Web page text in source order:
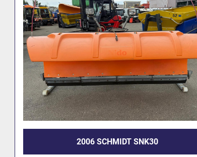
2007 NIDO STRATOS B40-36 VCX490